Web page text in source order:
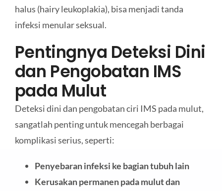
halus (hairy leukoplakia), bisa menjadi tanda
infeksi menular seksual.
Pentingnya Deteksi Dini
dan Pengobatan IMS
pada Mulut
Deteksi dini dan pengobatan ciri IMS pada mulut,
sangatlah penting untuk mencegah berbagai
komplikasi serius, seperti:
Penyebaran infeksi ke bagian tubuh lain
Kerusakan permanen pada mulut dan